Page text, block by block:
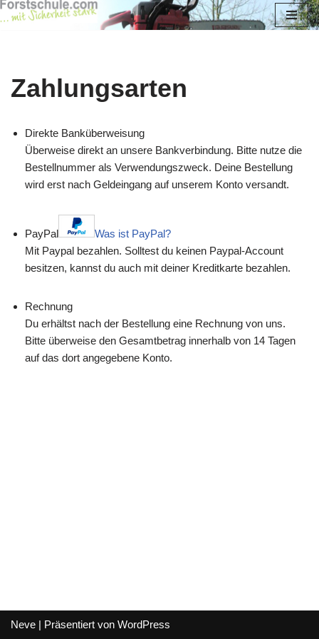
Zahlungsarten
Direkte Banküberweisung
Überweise direkt an unsere Bankverbindung. Bitte nutze die
Bestellnummer als Verwendungszweck. Deine Bestellung
wird erst nach Geldeingang auf unserem Konto versandt.
PayPal
Was ist PayPal?
Mit Paypal bezahlen. Solltest du keinen Paypal-Account
besitzen, kannst du auch mit deiner Kreditkarte bezahlen.
Rechnung
Du erhältst nach der Bestellung eine Rechnung von uns.
Bitte überweise den Gesamtbetrag innerhalb von 14 Tagen
auf das dort angegebene Konto.
Neve | Präsentiert von WordPress